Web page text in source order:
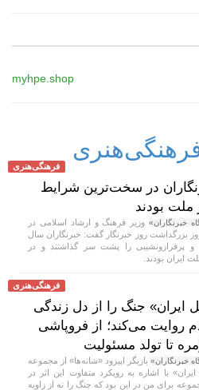
myhpe.shop
فرهنگی‌هنری
فرهنگی‌هنری
در سخت‌ترین شرایط
ملت بودند
خبرنگاران»وزیر فرهنگ و ارشاد اسلامی در
بزرگداشت روز خبرنگار گفت: خبرنگاران سال
و پرفرازونشیبی را پشت سر گذاشتند و در
ایران بودند.
فرهنگی‌هنری
ایران» جنگ را از دل زندگی
روایت می‌کند؛ از فروپاشی
تا تولد مسئولیت
خبرنگاران» بازیگر اپیزود «شانه‌ها» از مجموعه
با اشاره به رویکرد متفاوت این اثر در
برای من در این بود که جنگ را نه از زاویه